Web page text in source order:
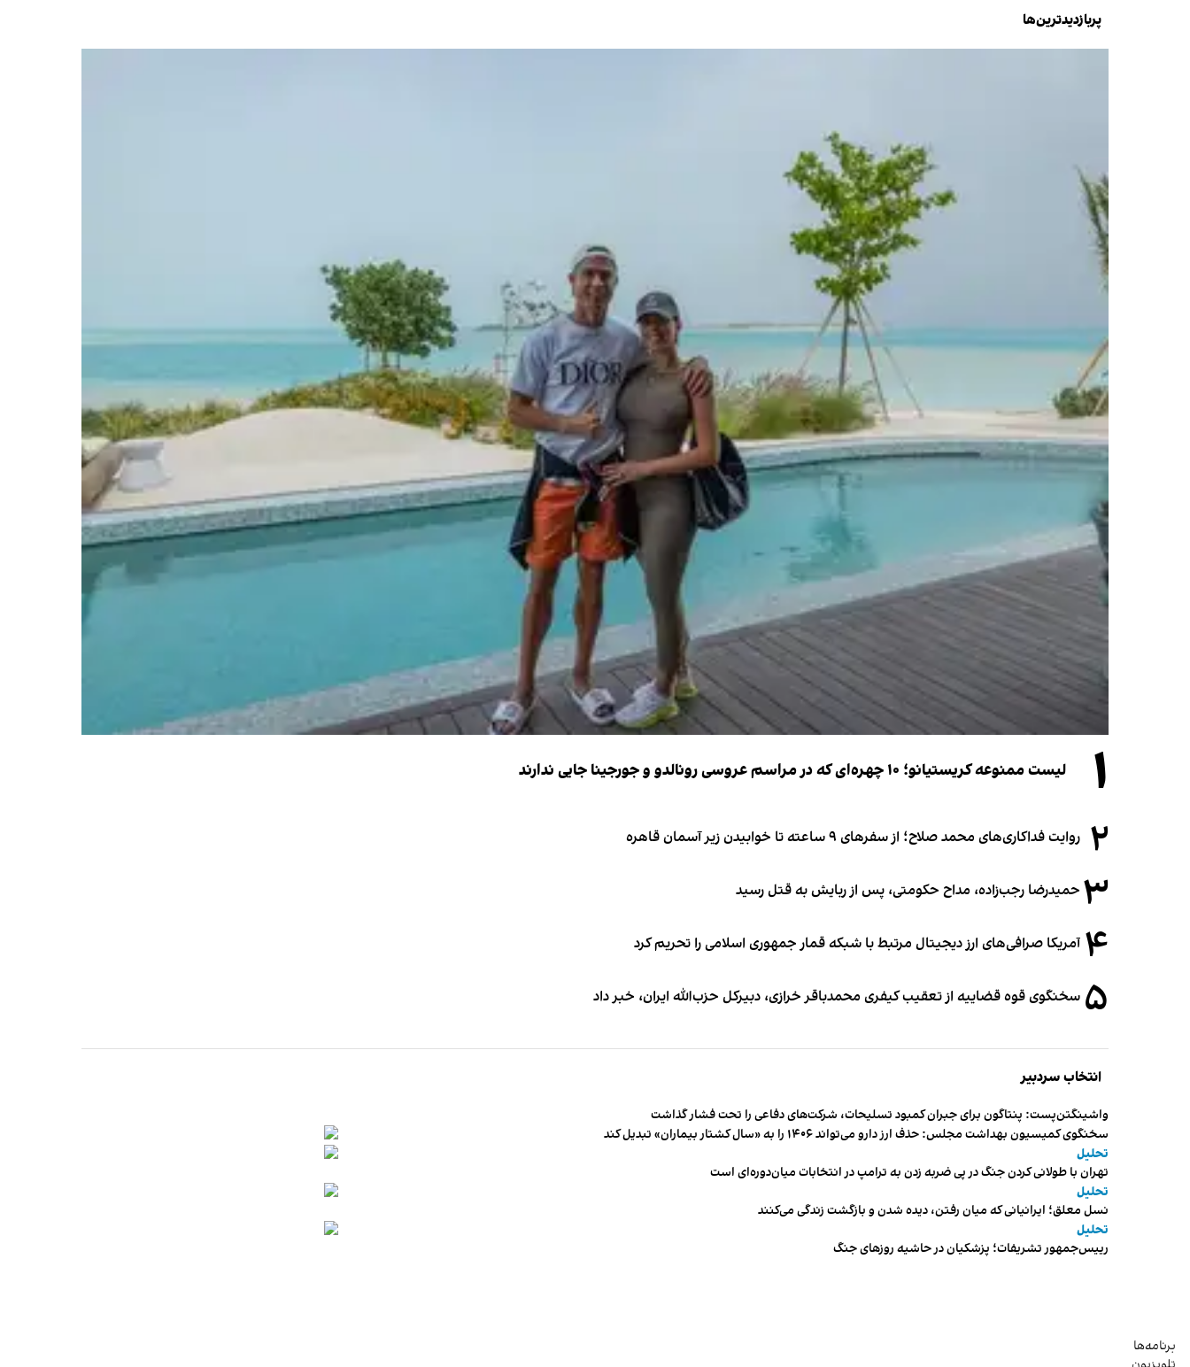
پربازدیدترین‌ها
۱ لیست ممنوعه کریستیانو؛ ۱۰ چهره‌ای که در مراسم عروسی رونالدو و جورجینا جایی ندارند
۲ روایت فداکاری‌های محمد صلاح؛ از سفرهای ۹ ساعته تا خوابیدن زیر آسمان قاهره
۳ حمیدرضا رجب‌زاده، مداح حکومتی، پس از ربایش به قتل رسید
۴ آمریکا صرافی‌های ارز دیجیتال مرتبط با شبکه قمار جمهوری اسلامی را تحریم کرد
۵ سخنگوی قوه قضاییه از تعقیب کیفری محمدباقر خرازی، دبیر‌کل حزب‌الله ایران، خبر داد
انتخاب سردبیر
واشینگتن‌پست: پنتاگون برای جبران کمبود تسلیحات، شرکت‌های دفاعی را تحت فشار گذاشت
سخنگوی کمیسیون بهداشت مجلس: حذف ارز دارو می‌تواند ۱۴۰۶ را به «سال کشتار بیماران» تبدیل کند
تحلیل
تهران با طولانی کردن جنگ در پی ضربه زدن به ترامپ در انتخابات میان‌دوره‌ای است
تحلیل
نسل معلق؛ ایرانیانی که میان رفتن، دیده شدن و بازگشت زندگی می‌کنند
تحلیل
رییس‌جمهور تشریفات؛ پزشکیان در حاشیه روزهای جنگ
برنامه‌ها